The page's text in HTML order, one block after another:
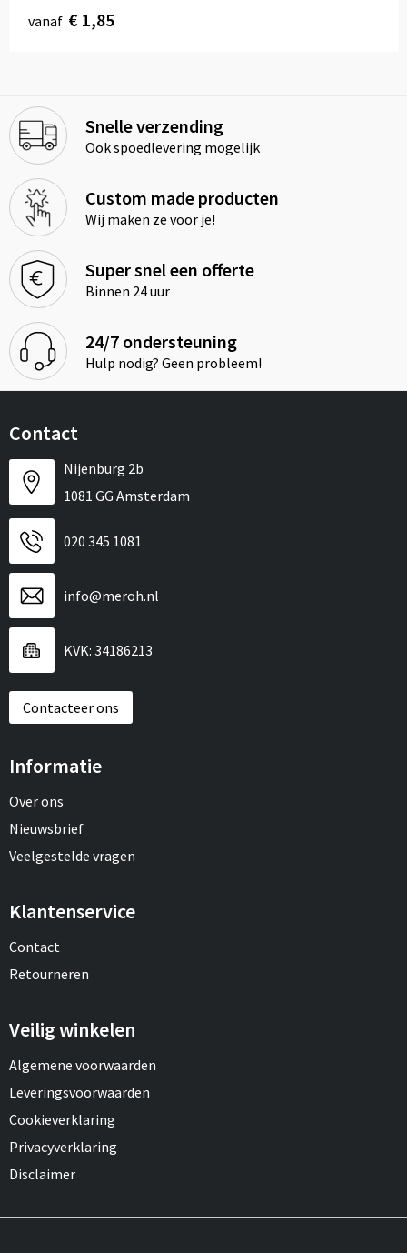
vanaf € 1,85
Snelle verzending
Ook spoedlevering mogelijk
Custom made producten
Wij maken ze voor je!
Super snel een offerte
Binnen 24 uur
24/7 ondersteuning
Hulp nodig? Geen probleem!
Contact
Nijenburg 2b
1081 GG Amsterdam
020 345 1081
info@meroh.nl
KVK: 34186213
Contacteer ons
Informatie
Over ons
Nieuwsbrief
Veelgestelde vragen
Klantenservice
Contact
Retourneren
Veilig winkelen
Algemene voorwaarden
Leveringsvoorwaarden
Cookieverklaring
Privacyverklaring
Disclaimer